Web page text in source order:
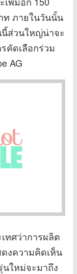
ท ภายในวันนั้น
นี้ส่วนใหญ่น่าจะ
คัดเลือกร่วม
AG
ทศว่าการผลิต
งความคิดเห็น
นใหม่จะมาถึง